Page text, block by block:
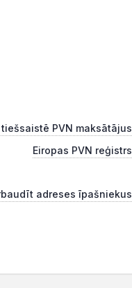
PVN maksātājus
Eiropas PVN reģistrs
adreses īpašniekus